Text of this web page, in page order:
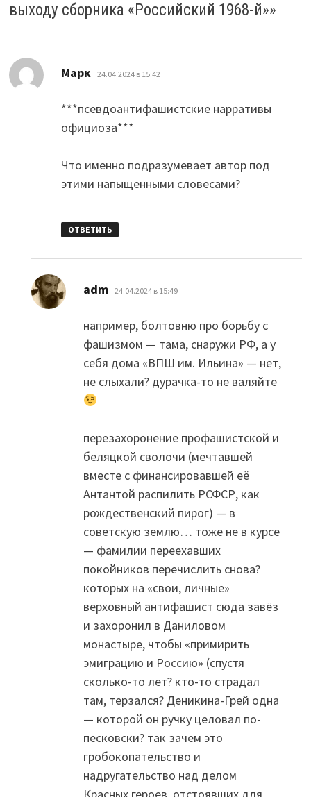
выходу сборника «Российский 1968-й»»
Марк 24.04.2024 в 15:42
***псевдоантифашистские нарративы
официоза***
Что именно подразумевает автор под
этими напыщенными словесами?
ОТВЕТИТЬ
adm: 24.04.2024 в 15:49
например, болтовню про борьбу с
фашизмом — тама, снаружи РФ, а у
себя дома «ВПШ им. Ильина» — нет,
не слыхали? дурачка-то не валяйте
перезахоронение профашистской и
беляцкой сволочи (мечтавшей
вместе с финансировавшей её
Антантой распилить РСФСР, как
рождественский пирог) — в
советскую землю… тоже не в курсе
— фамилии переехавших
покойников перечислить снова?
которых на «свои, личные»
верховный антифашист сюда завёз
и захоронил в Даниловом
монастыре, чтобы «примирить
эмиграцию и Россию» (спустя
сколько-то лет? кто-то страдал
там, терзался? Деникина-Грей одна
— которой он ручку целовал по-
песковски? так зачем это
гробокопательство и
надругательство над делом